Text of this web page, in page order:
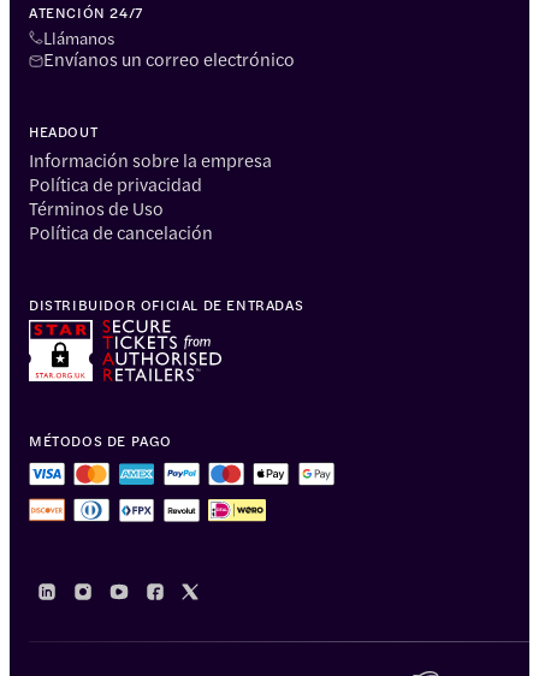
ATENCIÓN 24/7
Llámanos
Envíanos un correo electrónico
HEADOUT
Información sobre la empresa
Política de privacidad
Términos de Uso
Política de cancelación
MÉTODOS DE PAGO
DISTRIBUIDOR OFICIAL DE ENTRADAS